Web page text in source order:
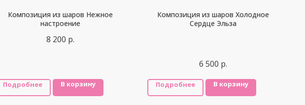
Композиция из шаров Нежное
настроение
8 200 р.
Подробнее В корзину
Композиция из шаров Холодное
Сердце Эльза
6 500 р.
Подробнее В корзину